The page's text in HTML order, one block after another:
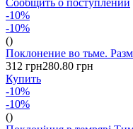
Сообщить о поступлении
-10%
-10%
()
Поклонение во тьме.
312 грн280.80 грн
Купить
-10%
-10%
()